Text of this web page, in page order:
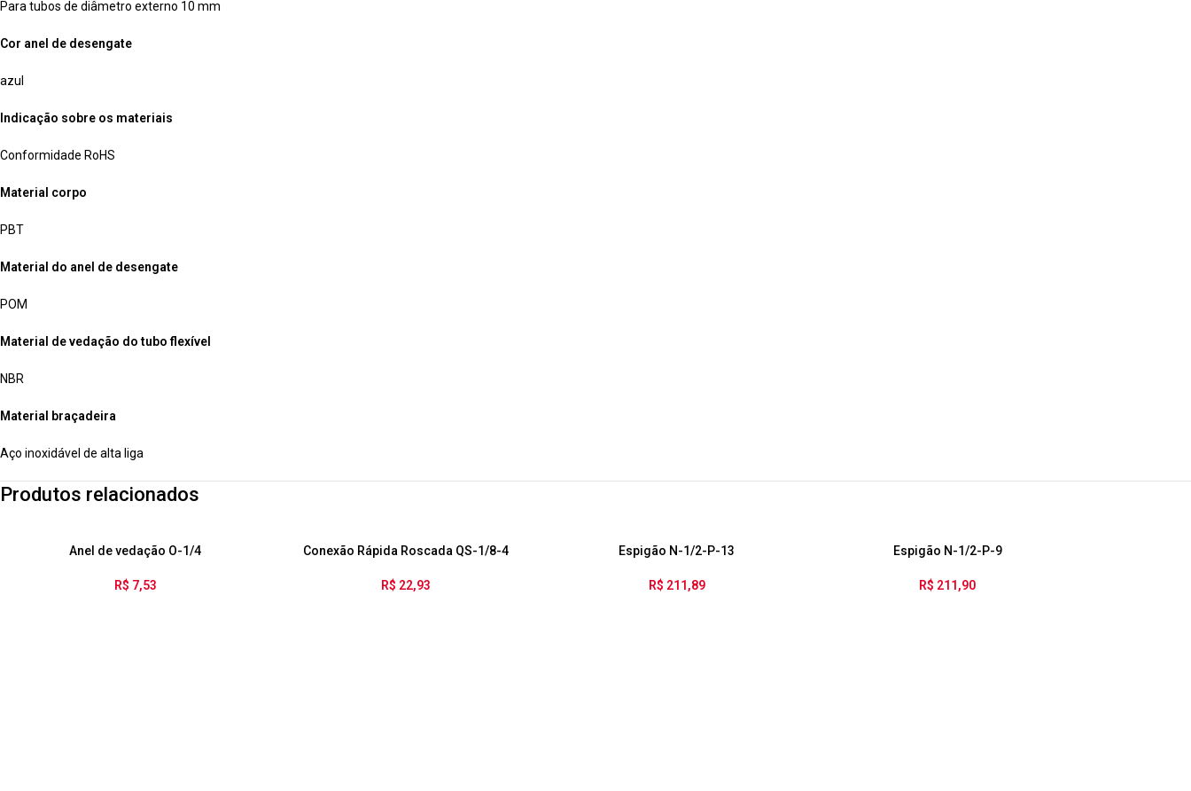
Para tubos de diâmetro externo 10 mm
Cor anel de desengate
azul
Indicação sobre os materiais
Conformidade RoHS
Material corpo
PBT
Material do anel de desengate
POM
Material de vedação do tubo flexível
NBR
Material braçadeira
Aço inoxidável de alta liga
Produtos relacionados
Anel de vedação O-1/4
R$ 7,53
Conexão Rápida Roscada QS-1/8-4
R$ 22,93
Espigão N-1/2-P-13
R$ 211,89
Espigão N-1/2-P-9
R$ 211,90